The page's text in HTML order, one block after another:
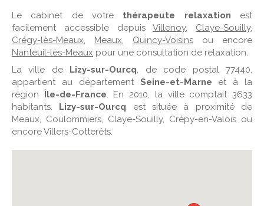
Le cabinet de votre thérapeute relaxation est
facilement accessible depuisVillenoy, Claye-Souilly,
Crégy-lès-Meaux, Meaux, Quincy-Voisins ou encore
Nanteuil-lès-Meaux pour une consultation de relaxation.
La ville de
Lizy-sur-Ourcq, de code postal 77440,
appartient au département Seine-et-Marne et à la
région
Île-de-France. En 2010, la ville comptait 3633
habitants.
Lizy-sur-Ourcq est située à proximité de
Meaux, Coulommiers, Claye-Souilly, Crépy-en-Valois ou
encore Villers-Cotterêts.